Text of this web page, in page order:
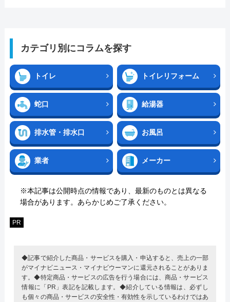
カテゴリ別にコラムを探す
トイレ トイレリフォーム
蛇口 給湯器
排水管・排水口 お風呂
業者 メーカー
※本記事は公開時点の情報であり、最新のものとは異なる
場合があります。あらかじめご了承ください。
PR
◆記事で紹介した商品・サービスを購入・申込すると、売上の一部
がマイナビニュース・マイナビウーマンに還元されることがありま
す。◆特定商品・サービスの広告を行う場合には、商品・サービス
情報に「PR」表記を記載します。◆紹介している情報は、必ずし
も個々の商品・サービスの安全性・有効性を示しているわけではあ